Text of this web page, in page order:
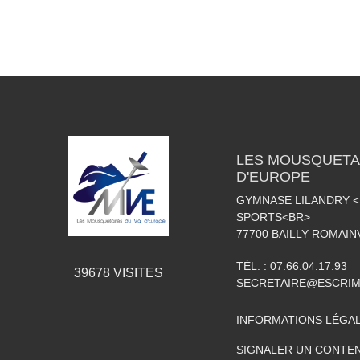
39678VISITES
LES
D'EUROPE
GYMNASE LILANDRY
SPORTS<BR>
77700 BAILLY
TÉL. : 07.66.04.17.93
INFORMATIONS
SIGNALER UN